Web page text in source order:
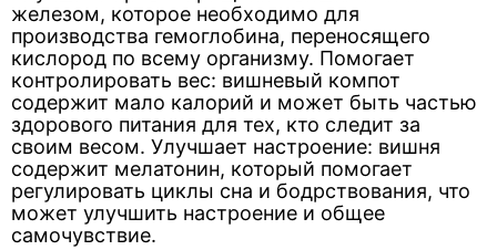
железом, которое необходимо для
производства гемоглобина, переносящего
кислород по всему организму. Помогает
контролировать вес: вишневый компот
содержит мало калорий и может быть частью
здорового питания для тех, кто следит за
своим весом. Улучшает настроение: вишня
содержит мелатонин, который помогает
регулировать циклы сна и бодрствования, что
может улучшить настроение и общее
самочувствие.